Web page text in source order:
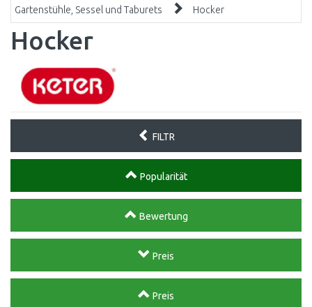
Gartenstühle, Sessel und Taburets
Hocker
Hocker
FILTR
Popularität
Bewertung
Preis
Preis